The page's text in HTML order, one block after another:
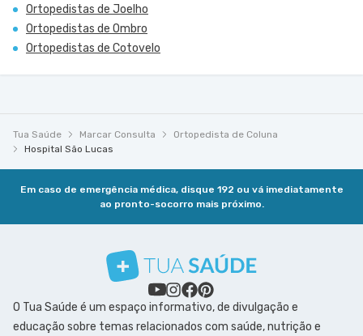
Ortopedistas de Joelho
Ortopedistas de Ombro
Ortopedistas de Cotovelo
Tua Saúde Marcar Consulta
Ortopedista de Coluna
Hospital São Lucas
Em caso de emergência médica, disque 192 ou vá imediatamente
ao pronto-socorro mais próximo.
O Tua Saúde é um espaço informativo, de divulgação e
educação sobre temas relacionados com saúde, nutrição e